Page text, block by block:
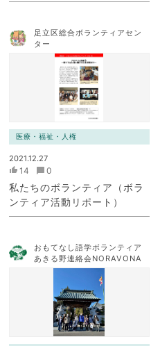
足立区総合ボランティアセン
ター
医療・福祉・人権
2021.12.27
14 0
私たちのボランティア（ボラ
ンティア活動リポート）
おもてなし語学ボランティア
あきる野連絡会NORAVONA